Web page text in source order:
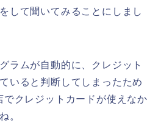
して聞いてみることにしまし
ラムが自動的に、クレジット
いると判断してしまったため
クレジットカードが使えなか
。